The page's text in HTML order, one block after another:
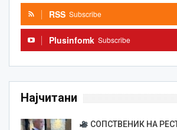
RSS Subscribe
Plusinfomk Subscribe
Најчитани
СОПСТВЕНИК НА